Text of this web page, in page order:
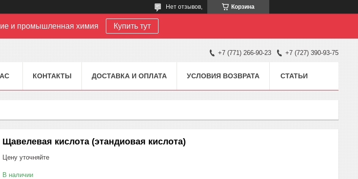
Корзина
Нет отзывов,
и промышленная химия Купить тут
+7 (771) 266-90-23 +7 (727) 390-93-75
КОНТАКТЫ ДОСТАВКА И ОПЛАТА УСЛОВИЯ ВОЗВРАТА СТАТЬИ
Щавелевая кислота (этандиовая кислота)
Цену уточняйте
В наличии